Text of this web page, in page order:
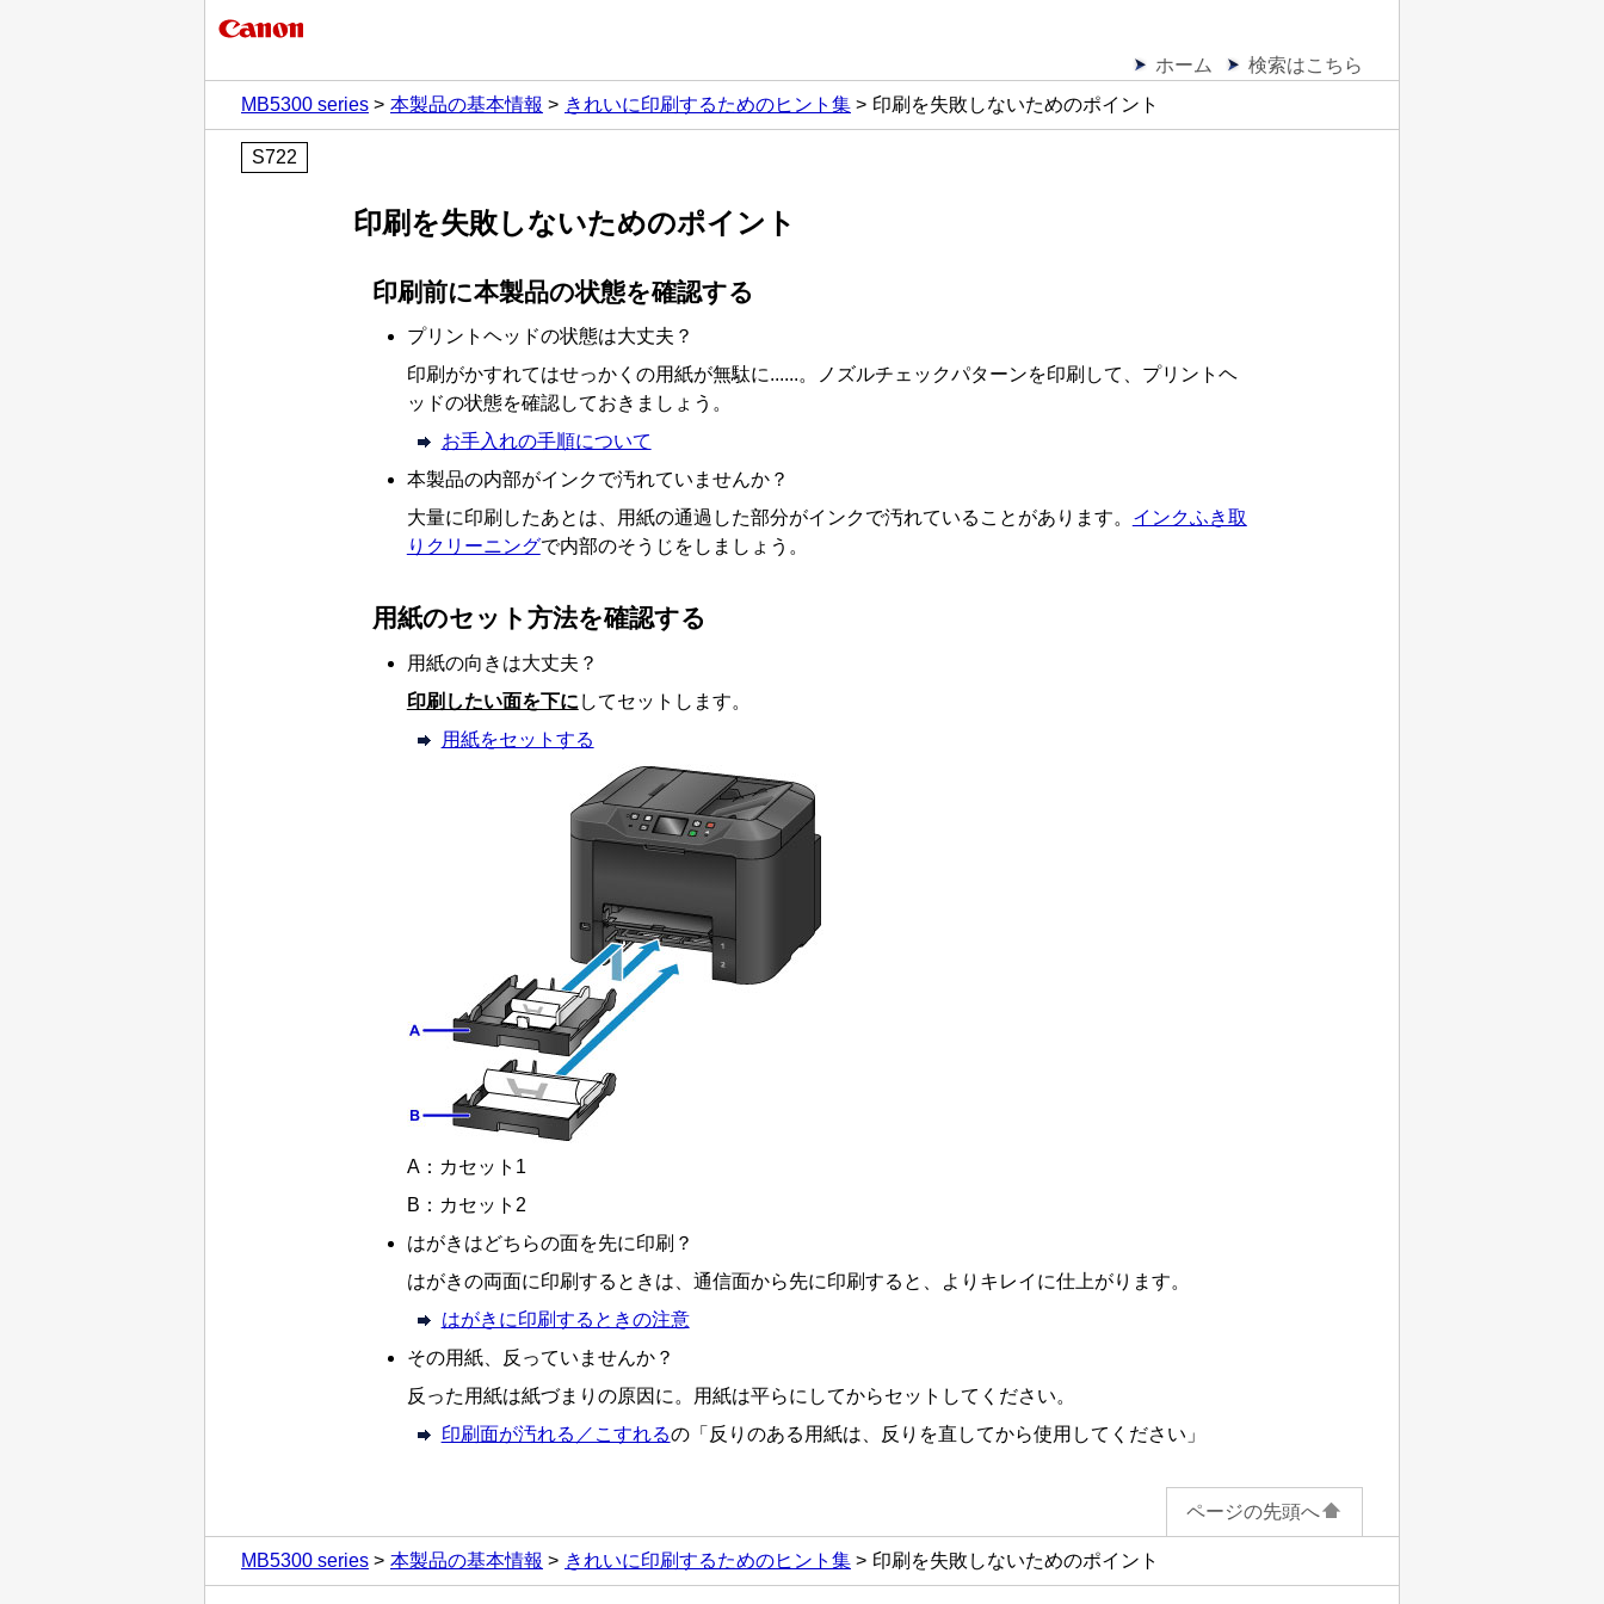
ホーム
検索はこちら
MB5300 series
本製品の基本情報 きれいに印刷するためのヒント集 印刷を失敗しないためのポイント
S722
印刷を失敗しないためのポイント
印刷前に本製品の状態を確認する
プリントヘッドの状態は大丈夫？
印刷がかすれてはせっかくの用紙が無駄に......。ノズルチェックパターンを印刷して、 プリントヘ
ッドの状態を確認しておきましょう。
お手入れの手順について
本製品の内部がインクで汚れていませんか？
大量に印刷したあとは、用紙の通過した部分がインクで汚れていることがあります。 インクふき取
りクリーニングで内部のそうじをしましょう。
用紙のセット方法を確認する
用紙の向きは大丈夫？
印刷したい面を下に してセットします。
用紙をセットする
A： カセット1
B： カセット2
はがきはどちらの面を先に印刷？
はがきの両面に印刷するときは、通信面から先に印刷すると、よりキレイに仕上がります。
はがきに印刷するときの注意
その用紙、反っていませんか？
反った用紙は紙づまりの原因に。用紙は平らにしてからセットしてください。
印刷面が汚れる／こすれるの「反りのある用紙は、反りを直してから使用してください」
ページの先頭へ
MB5300 series 本製品の基本情報 きれいに印刷するためのヒント集 印刷を失敗しないためのポイント